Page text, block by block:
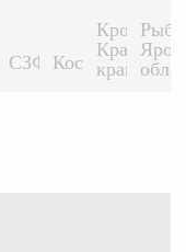
1500 КВТ
КВТ
200 КВТ
СЗФО200 КВТ
Кострома 500
край